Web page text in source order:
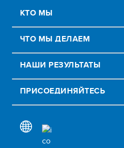
КТО МЫ
ЧТО МЫ ДЕЛАЕМ
НАШИ РЕЗУЛЬТАТЫ
ПРИСОЕДИНЯЙТЕСЬ